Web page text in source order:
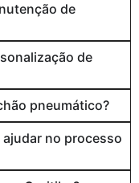
de
de
pneumático?
no processo